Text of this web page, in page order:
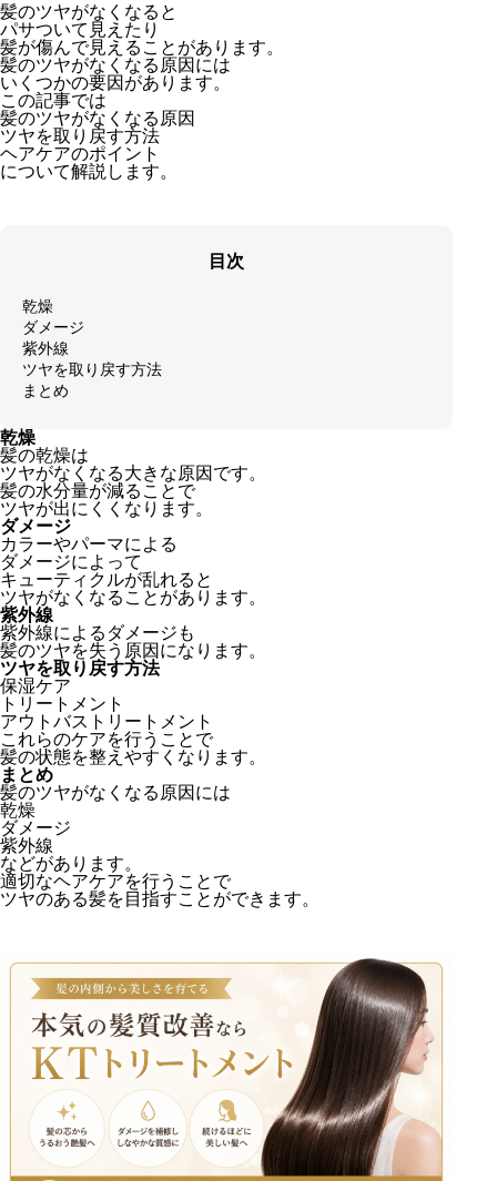
髪のツヤがなくなると
パサついて見えたり
髪が傷んで見えることがあります。
髪のツヤがなくなる原因には
いくつかの要因があります。
この記事では
髪のツヤがなくなる原因
ツヤを取り戻す方法
ヘアケアのポイント
について解説します。
目次
乾燥
ダメージ
紫外線
ツヤを取り戻す方法
まとめ
乾燥
髪の乾燥は
ツヤがなくなる大きな原因です。
髪の水分量が減ることで
ツヤが出にくくなります。
ダメージ
カラーやパーマによる
ダメージによって
キューティクルが乱れると
ツヤがなくなることがあります。
紫外線
紫外線によるダメージも
髪のツヤを失う原因になります。
ツヤを取り戻す方法
保湿ケア
トリートメント
アウトバストリートメント
これらのケアを行うことで
髪の状態を整えやすくなります。
まとめ
髪のツヤがなくなる原因には
乾燥
ダメージ
紫外線
などがあります。
適切なヘアケアを行うことで
ツヤのある髪を目指すことができます。